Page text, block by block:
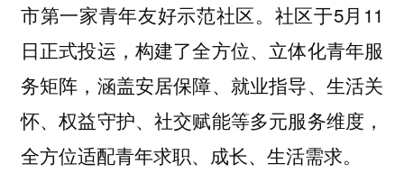
市第一家青年友好示范社区。社区于5月11
日正式投运，构建了全方位、立体化青年服
务矩阵，涵盖安居保障、就业指导、生活关
怀、权益守护、社交赋能等多元服务维度，
全方位适配青年求职、成长、生活需求。